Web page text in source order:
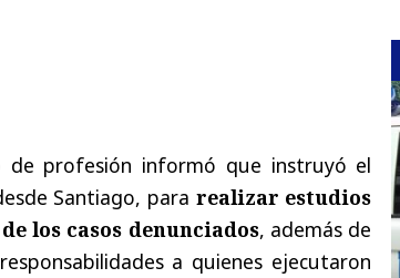
de profesión informó que instruyó el
Santiago, para realizar estudios
los casos denunciados, además de
a quienes ejecutaron